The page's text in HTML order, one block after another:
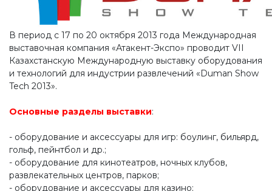
В период с 17 по 20 октября 2013 года Международная
выставочная компания «Атакент-Экспо» проводит VII
Казахстанскую Международную выставку оборудования
и технологий для индустрии развлечений «Duman Show
Tech 2013».
Основные разделы выставки:
- оборудование и аксессуары для игр: боулинг, бильярд,
гольф, пейнтбол и др.;
- оборудование для кинотеатров, ночных клубов,
развлекательных центров, парков;
- оборудование и аксессуары для казино;